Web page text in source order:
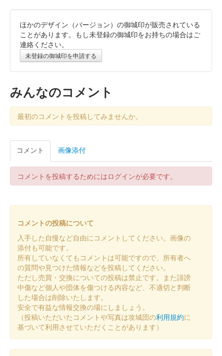
美濃金山城 御城印 城門里帰り記念版
配布終了
令和7年3月15日に開催された「美濃金山城城門お披露目式」に
て戦国山城ミュージアムに来場された方に記念の粗品の一つとし
て配布された。数量限定。犬山瑞泉寺に遺っていた美濃金山城の
城門の写真と瑞泉寺住職・……
美濃金山城跡 御城印
販売終了
美濃金山城跡 御城印 お城EXPO 2024限定版
販売終了
2024年12月21、22日に開催されたお城EXPO 2024の岐阜県可児
市の山城ブースにて販売された御城印。300枚限定。
美濃金山城跡 御城印 山城に行こう！2024限定
販売終了
山城に行こう！2024の美濃金山城ブースにて販売された限定御
城印。美濃金山城跡の現地おもてなしブースでも販売された。森
長可が愛用した槍「人間無骨」が配置されており、「山城に行こ
う！2024」のロゴも印……
ほかのデザイン（バージョン）の御城印が販売されている
ことがあります。もし未登録の御城印をお持ちの場合はご
連絡ください。
未登録の御城印を申請する
みんなのコメント
最初のコメントを投稿してみませんか。
コメント 画像添付
コメントを投稿するためにはログインが必要です。
コメントの投稿について
入手した自慢など自由にコメントしてください。画像の
添付も可能です。
所有していなくてもコメントは可能ですので、所有者へ
の質問や見つけた情報などを投稿してください。
ただし売買・交換についての投稿は禁止です。また誹謗
中傷など個人や団体を傷つける内容など、不適切と判断
した場合は削除いたします。
安全で有益な情報交換の場にしましょう。
（投稿いただいたコメントや写真は攻城団の利用規約に
基づいて利用させていただくことがあります）